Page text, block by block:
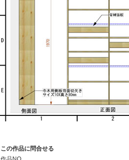
この作品に問合せる